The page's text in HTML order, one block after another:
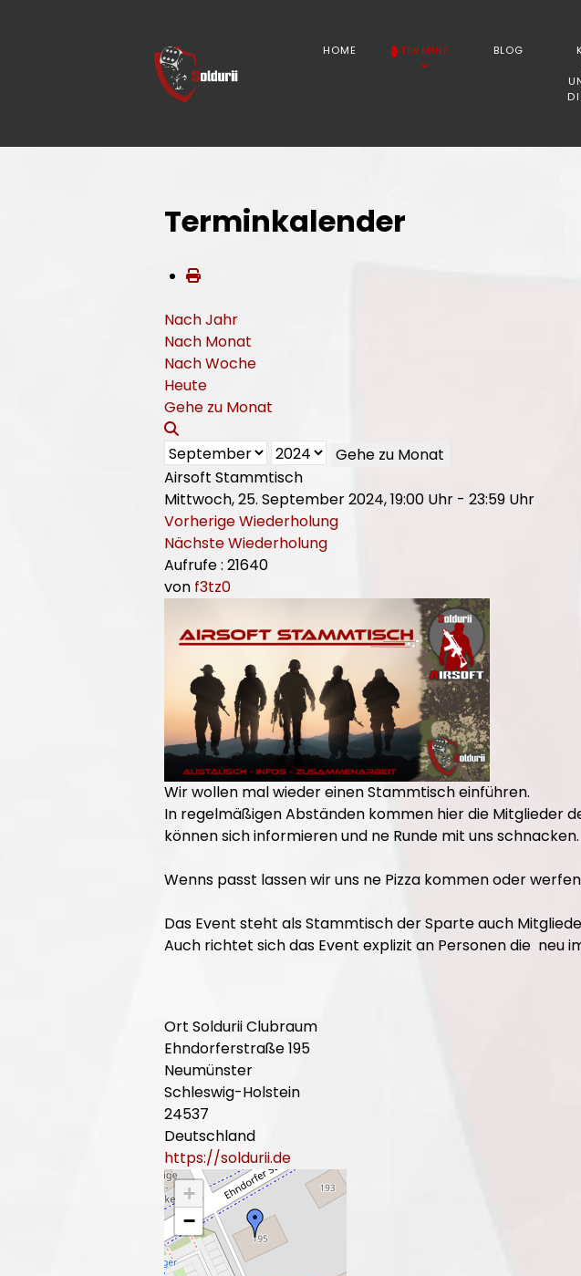
HOME TERMINE BLOG
Terminkalender
Nach Jahr
Nach Monat
Nach Woche
Heute
Gehe zu Monat
Gehe zu Monat
Airsoft Stammtisch
Mittwoch, 25. September 2024, 19:00 Uhr - 23:59 Uhr
Vorherige Wiederholung
Nächste Wiederholung
Aufrufe: 21640
von f3tz0
Wir wollen mal wieder einen Stammtisch einführen.
In regelmäßigen Abständen kommen hier die Mitglieder
können sich informieren und ne Runde mit uns schnacken.
Wenns passt lassen wir uns ne Pizza kommen oder
Das Event steht als Stammtisch der Sparte auch
Auch richtet sich das Event explizit an Personen die neu
OrtSoldurii Clubraum
Ehndorferstraße 195
Neumünster
Schleswig-Holstein
24537
Deutschland
https://soldurii.de
+
−